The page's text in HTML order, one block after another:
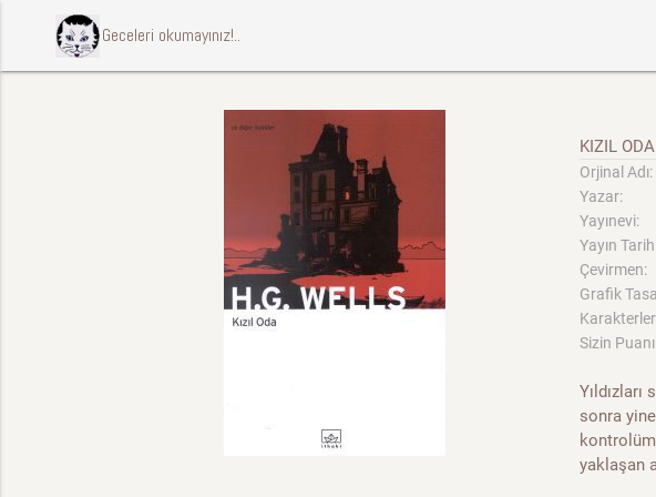
ccccci Geceleri okumayınız!..
KIZIL
Orjinal Adı:
Yazar:
Yayınevi:
Yayın
Çevirmen:
Grafik
Sizin
sonra
yaklaşan